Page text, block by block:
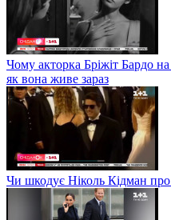
Чому акторка Бріжіт Бардо
як вона живе зараз
Чи шкодує Ніколь Кідман